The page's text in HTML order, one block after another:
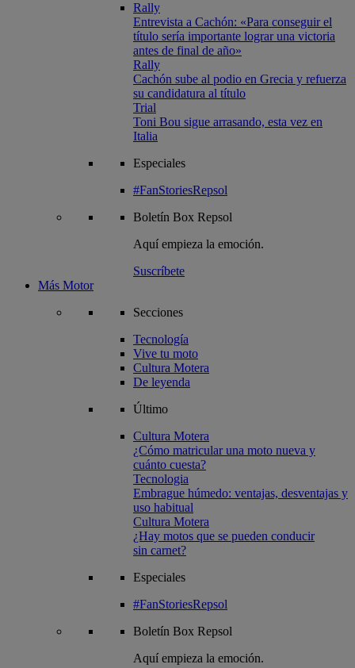
Rally
Entrevista a Cachón: «Para conseguir el
título sería importante lograr una victoria
antes de final de año»
Rally
Cachón sube al podio en Grecia y refuerza
su candidatura al título
Trial
Toni Bou sigue arrasando, esta vez en
Italia
Especiales
#FanStoriesRepsol
Boletín Box Repsol
Aquí empieza la emoción.
Suscríbete
Más Motor
Secciones
Tecnología
Vive tu moto
Cultura Motera
De leyenda
Último
Cultura Motera
¿Cómo matricular una moto nueva y
cuánto cuesta?
Tecnologia
Embrague húmedo: ventajas, desventajas y
uso habitual
Cultura Motera
¿Hay motos que se pueden conducir
sin carnet?
Especiales
#FanStoriesRepsol
Boletín Box Repsol
Aquí empieza la emoción.